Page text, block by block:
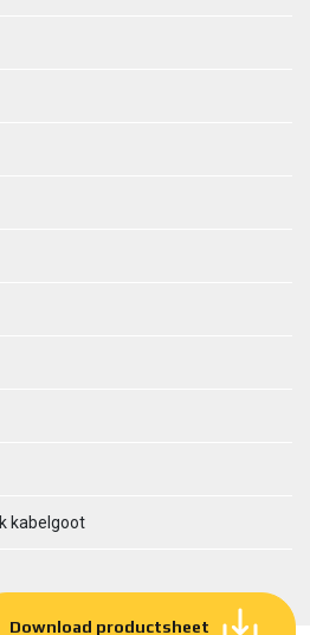
kabelgoot
Download productsheet